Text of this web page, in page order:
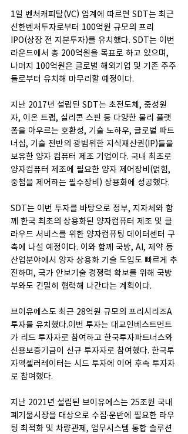
1일 벤처캐피탈(VC) 업계에 따르면 SDT는 최근
신한벤처투자로부터 100억원 규모의 프리
IPO(상장 전 지분투자)를 유치했다. SDT는 이번
라운드에서 총 200억원을 목표로 하고 있으며,
나머지 100억원은 글로벌 해외기업 및 기존 주주
들로부터 유치해 마무리할 예정이다.
지난 2017년 설립된 SDT는 초전도체, 중성원
자, 이온 트랩, 실리콘 스핀 등 다양한 물리 플랫
폼을 아우르는 호환성, 기술 노하우, 글로벌 파트
너십, 기술 전반의 광범위한 지식재산권(IP)들을
보유한 양자 컴퓨터 제조 기업이다. 국내 최초로
양자컴퓨터 제조에 필요한 양자 제어장비(얽힘,
중첩을 제어하는 필수장비) 상용화에 성공했다.
SDT는 이번 투자를 바탕으로 정부, 지자체와 함
께 한국 최초의 상용화된 양자컴퓨터 제조 및 클
라우드 서비스를 위한 양자컴퓨팅 데이터센터 구
축에 나설 예정이다. 이와 함께 국방, AI, 제약 등
산업분야에서 양자 상용화 기술 도입도 빠르게 추
진하며, 국가 안보기술 경쟁력 확보를 위해 국방
부와도 긴밀히 협력해 나간다는 계획이다.
브이유에스도 최근 28억원 규모의 프리시리즈A
투자를 유치했다.이번 투자는 대교인베스트먼트
가 리드 투자자로 참여하고 한국투자파트너스와
신용보증기금이 신규 투자자로 참여했다. 한국투
자액셀러레이터는 시드 투자에 이어 후속 투자자
로 참여했다.
지난 2021년 설립된 브이유에스는 25조원 국내
폐기물시장을 대상으로 수집·운반에 필요한 라우
팅 최적화 및 차량관제, 업무시스템 통합 솔루션